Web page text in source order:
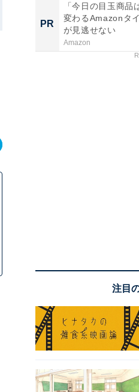
PR
「今日の目玉商品
変わるAmazonタ
が見逃せない
Amazon
注目